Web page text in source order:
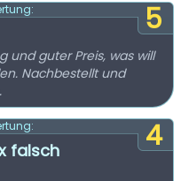
5
und guter Preis, was will
Nachbestellt und
4
falsch